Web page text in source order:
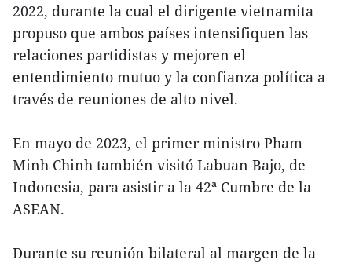
2022, durante la cual el dirigente vietnamita
propuso que ambos países intensifiquen las
relaciones partidistas y mejoren el
entendimiento mutuo y la confianza política a
través de reuniones de alto nivel.
En mayo de 2023, el primer ministro Pham
Minh Chinh también visitó Labuan Bajo, de
Indonesia, para asistir a la 42ª Cumbre de la
ASEAN.
Durante su reunión bilateral al margen de la